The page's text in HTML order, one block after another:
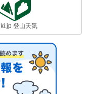
登山天気